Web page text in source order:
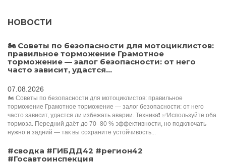
НОВОСТИ
🏍 Советы по безопасности для мотоциклистов:
правильное торможение Грамотное
торможение — залог безопасности: от него
часто зависит, удастся...
07.08.2026
🏍 Советы по безопасности для мотоциклистов: правильное
торможение Грамотное торможение — залог безопасности: от него
часто зависит, удастся ли избежать аварии. Техника❗️ ✅Используйте оба
тормоза. Передний даёт до 70–80 % эффективности, но подключать
нужно и задний — так вы сохраните устойчивость...
#сводка #ГИБДД42 #регион42
#Госавтоинспекция